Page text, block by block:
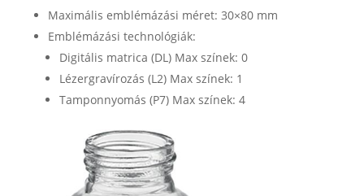
Maximális emblémázási méret: 30×80 mm
Emblémázási technológiák:
Digitális matrica (DL) Max színek: 0
Lézergravírozás (L2) Max színek: 1
Tamponnyomás (P7) Max színek: 4